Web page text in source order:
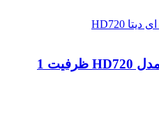
هارد اکسترنال ای دیتا مدل HD720 ظرفیت 1